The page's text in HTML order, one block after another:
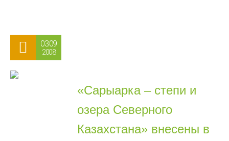
03.09
2008
«Сарыарка – степи и
озера Северного
Казахстана» внесены в